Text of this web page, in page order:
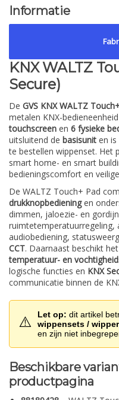
Informatie
KNX WALTZ
Secure)
De GVS KNX WALTZ
metalen KNX-
touchscreen en 6 fysieke
uitsluitend de basisunit en
te bestellen wippenset. Het
smart home- en smart
bedieningscomfort en
De WALTZ Touch+ Pad
drukknopbedieningen
dimmen, jaloezie- en
ruimtetemperatuurregeling,
audiobediening,
CCT. Daarnaast beschikt
temperatuur- en
logische functies en KNX
communicatie binnen de
⚠️ Let op: dit artikel
wippensets /
en zijn niet
Beschikbare
productpagina